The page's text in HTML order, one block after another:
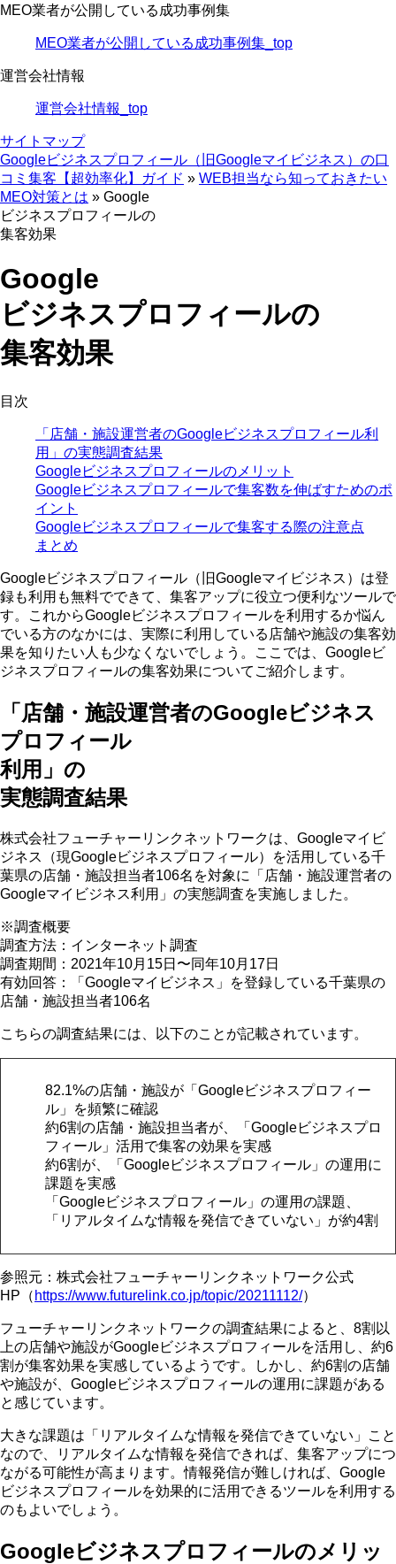
MEO業者が公開している成功事例集
MEO業者が公開している成功事例集_top
運営会社情報
運営会社情報_top
サイトマップ
Googleビジネスプロフィール（旧Googleマイビジネス）の口
コミ集客【超効率化】ガイド » WEB担当なら知っておきたい
MEO対策とは » Google
ビジネスプロフィールの
集客効果
Google
ビジネスプロフィールの
集客効果
目次
「店舗・施設運営者のGoogleビジネスプロフィール利
用」の実態調査結果
Googleビジネスプロフィールのメリット
Googleビジネスプロフィールで集客数を伸ばすためのポ
イント
Googleビジネスプロフィールで集客する際の注意点
まとめ
Googleビジネスプロフィール（旧Googleマイビジネス）は登
録も利用も無料でできて、集客アップに役立つ便利なツールで
す。これからGoogleビジネスプロフィールを利用するか悩ん
でいる方のなかには、実際に利用している店舗や施設の集客効
果を知りたい人も少なくないでしょう。ここでは、Googleビ
ジネスプロフィールの集客効果についてご紹介します。
「店舗・施設運営者のGoogleビジネス
プロフィール
利用」の
実態調査結果
株式会社フューチャーリンクネットワークは、Googleマイビ
ジネス（現Googleビジネスプロフィール）を活用している千
葉県の店舗・施設担当者106名を対象に「店舗・施設運営者の
Googleマイビジネス利用」の実態調査を実施しました。
※調査概要
調査方法：インターネット調査
調査期間：2021年10月15日〜同年10月17日
有効回答：「Googleマイビジネス」を登録している千葉県の
店舗・施設担当者106名
こちらの調査結果には、以下のことが記載されています。
82.1%の店舗・施設が「Googleビジネスプロフィー
ル」を頻繁に確認
約6割の店舗・施設担当者が、「Googleビジネスプロ
フィール」活用で集客の効果を実感
約6割が、「Googleビジネスプロフィール」の運用に
課題を実感
「Googleビジネスプロフィール」の運用の課題、
「リアルタイムな情報を発信できていない」が約4割
参照元：株式会社フューチャーリンクネットワーク公式
HP（ https://www.futurelink.co.jp/topic/20211112/）
フューチャーリンクネットワークの調査結果によると、8割以
上の店舗や施設がGoogleビジネスプロフィールを活用し、約6
割が集客効果を実感しているようです。しかし、約6割の店舗
や施設が、Googleビジネスプロフィールの運用に課題がある
と感じています。
大きな課題は「リアルタイムな情報を発信できていない」こと
なので、リアルタイムな情報を発信できれば、集客アップにつ
ながる可能性が高まります。情報発信が難しければ、Google
ビジネスプロフィールを効果的に活用できるツールを利用する
のもよいでしょう。
Googleビジネスプロフィールのメリッ